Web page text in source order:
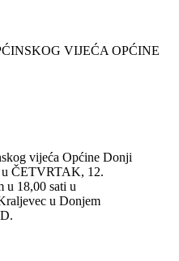
vijeća Općine Donji
u ČETVRTAK, 12.
u 18,00 sati u
u Donjem